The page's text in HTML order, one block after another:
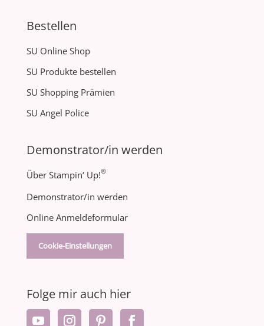
Bestellen
SU Online Shop
SU Produkte bestellen
SU Shopping Prämien
SU Angel Police
Demonstrator/in werden
Über Stampin‘ Up!®
Demonstrator/in werden
Online Anmeldeformular
Cookie-Einstellungen
Folge mir auch hier